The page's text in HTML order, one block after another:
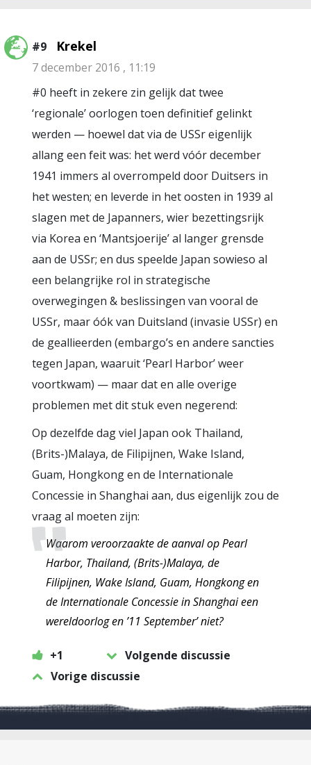
#9 Krekel
7 december 2016 , 11:19
#0 heeft in zekere zin gelijk dat twee
‘regionale’ oorlogen toen definitief gelinkt
werden — hoewel dat via de USSr eigenlijk
allang een feit was: het werd vóór december
1941 immers al overrompeld door Duitsers in
het westen; en leverde in het oosten in 1939 al
slagen met de Japanners, wier bezettingsrijk
via Korea en ‘Mantsjoerije’ al langer grensde
aan de USSr; en dus speelde Japan sowieso al
een belangrijke rol in strategische
overwegingen & beslissingen van vooral de
USSr, maar óók van Duitsland (invasie USSr) en
de geallieerden (embargo’s en andere sancties
tegen Japan, waaruit ‘Pearl Harbor’ weer
voortkwam) — maar dat en alle overige
problemen met dit stuk even negerend:
Op dezelfde dag viel Japan ook Thailand,
(Brits-)Malaya, de Filipijnen, Wake Island,
Guam, Hongkong en de Internationale
Concessie in Shanghai aan, dus eigenlijk zou de
vraag al moeten zijn:
Waarom veroorzaakte de aanval op Pearl
Harbor, Thailand, (Brits-)Malaya, de
Filipijnen, Wake Island, Guam, Hongkong en
de Internationale Concessie in Shanghai een
wereldoorlog en ’11 September’ niet?
+1
Volgende discussie
Vorige discussie